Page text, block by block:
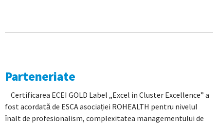
Parteneriate
Certificarea ECEI GOLD Label „Excel in Cluster Excellence” a
fost acordată de ESCA asociației ROHEALTH pentru nivelul
înalt de profesionalism, complexitatea managementului de